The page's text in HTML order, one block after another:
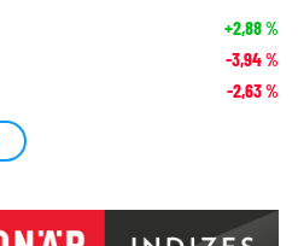
+2,88%
-3,94%
-2,63%